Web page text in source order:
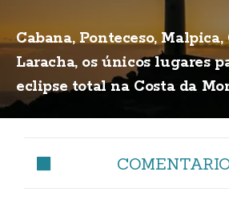
Cabana, Ponteceso,
Laracha, os únicos lugares
eclipse total na Costa da